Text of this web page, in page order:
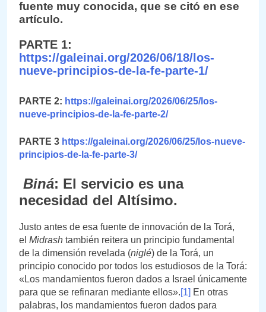
fuente muy conocida, que se citó en ese
artículo.
PARTE 1:
https://galeinai.org/2026/06/18/los-
nueve-principios-de-la-fe-parte-1/
PARTE 2: https://galeinai.org/2026/06/25/los-
nueve-principios-de-la-fe-parte-2/
PARTE 3 https://galeinai.org/2026/06/25/los-nueve-
principios-de-la-fe-parte-3/
Biná: El servicio es una
necesidad del Altísimo.
Justo antes de esa fuente de innovación de la Torá,
el Midrash también reitera un principio fundamental
de la dimensión revelada (niglé) de la Torá, un
principio conocido por todos los estudiosos de la Torá:
«Los mandamientos fueron dados a Israel únicamente
para que se refinaran mediante ellos».[1] En otras
palabras, los mandamientos fueron dados para